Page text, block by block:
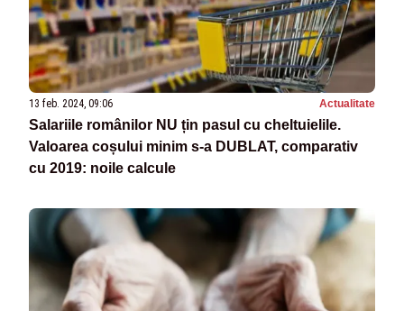
13 feb. 2024, 09:06 Actualitate
Salariile românilor NU țin pasul cu cheltuielile.
Valoarea coșului minim s-a DUBLAT, comparativ
cu 2019: noile calcule